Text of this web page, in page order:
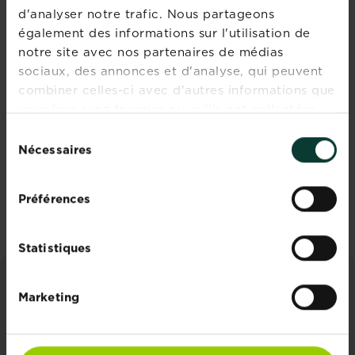
d'analyser notre trafic. Nous partageons
également des informations sur l'utilisation de
notre site avec nos partenaires de médias
sociaux, des annonces et d'analyse, qui peuvent
combiner celles-ci avec d'autres informations que
vous leur avez fournies ou qu'ils ont collectées
duNécessaires
Préférences
Statistiques
Marketing
Substral Naturen
Engrais Universel
en Granulés
Points de vente
Substral Naturen
Engrais Pour
Fruits
Points de vente
« First Last »
CONSEILS ET INSPIRATIONS